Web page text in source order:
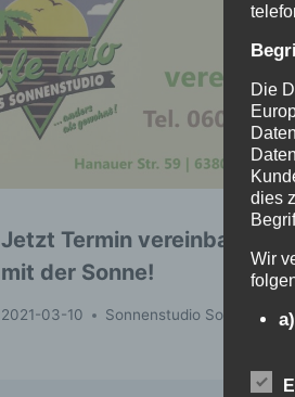
Jetzt Termin vereinbaren
mit der Sonne!
2021-03-10 Sonnenstudio Sole Mio
Die
dies
Wir